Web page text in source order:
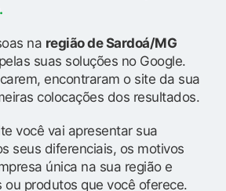
na região de Sardoá/MG
suas soluções no Google.
encontraram o site da sua
colocações dos resultados.
você vai apresentar sua
seus diferenciais, os motivos
única na sua região e
ou produtos que você oferece.